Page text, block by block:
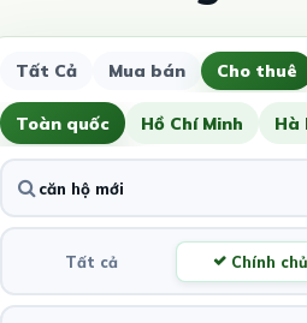
Tất Cả Mua bán Cho thuê
Toàn quốc Hồ Chí Minh Hà
Tất cả Chính chủ